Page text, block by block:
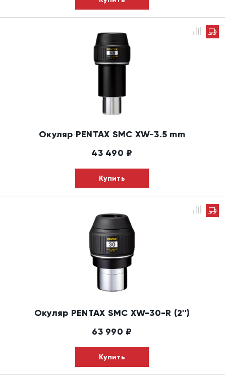
Окуляр PENTAX SMC XW-3.5 mm
43 490 ₽
Купить
Окуляр PENTAX SMC XW-30-R (2'')
63 990 ₽
Купить